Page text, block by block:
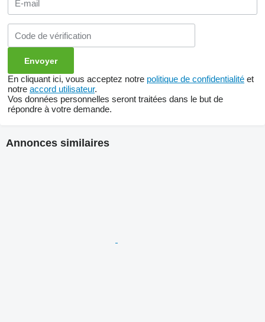
En cliquant ici, vous acceptez notre politique de confidentialité et
notre accord utilisateur.
Vos données personnelles seront traitées dans le but de
répondre à votre demande.
Annonces similaires